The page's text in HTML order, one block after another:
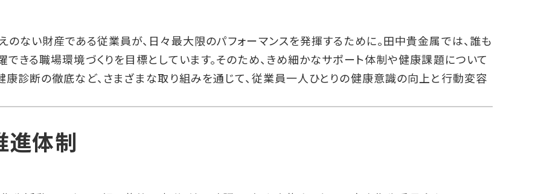
のない財産である従業員が、日々最大限のパフォーマンスを発揮するために。田中貴金属では、誰も
できる職場環境づくりを目標としています。そのため、きめ細かなサポート体制や健康課題について
康診断の徹底など、さまざまな取り組みを通じて、従業員一人ひとりの健康意識の向上と行動変容
進体制